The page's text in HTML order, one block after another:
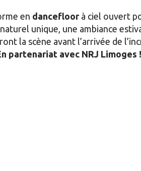
en dancefloorà ciel ouvert
unique, une ambiance
la scène avant l’arrivée de
partenariat avec NRJ Limoges !